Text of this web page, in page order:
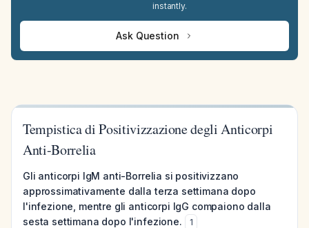
instantly.
Ask Question
Tempistica di Positivizzazione degli Anticorpi
Anti-Borrelia
Gli anticorpi IgM anti-Borrelia si positivizzano
approssimativamente dalla terza settimana dopo
l'infezione, mentre gli anticorpi IgG compaiono dalla
sesta settimana dopo l'infezione.
1